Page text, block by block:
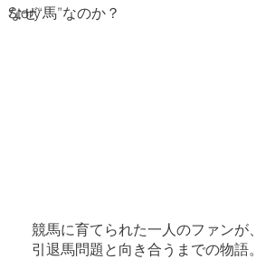
Story
なぜ“馬”なのか？
競馬に育てられた一人のファンが、
引退馬問題と向き合うまでの物語。